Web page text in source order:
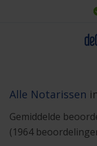
Alle Notarissen
Gemiddelde
(1964